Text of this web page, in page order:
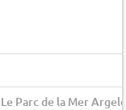
Parc de la Mer